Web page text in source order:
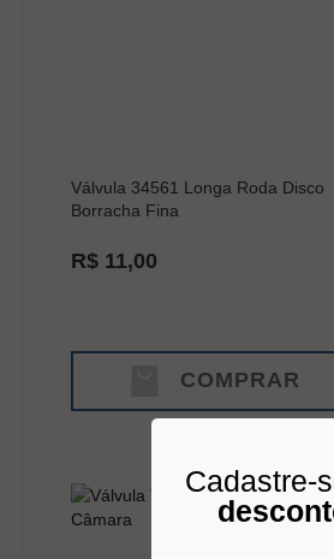
Válvula 34561 Longa Roda Disco
Borracha Fina
R$ 11,00
COMPRAR
Cadastre-